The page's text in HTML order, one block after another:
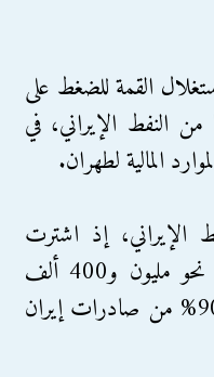
القمة للضغط على
النفط الإيراني، في
المالية لطهران.
الإيراني، إذ اشترت
خلال العام الماضي في المتوسط نحو مليون و400 ألف
برميل يوميا، وهو ما يمثل قرابة 90% من صادرات إيران